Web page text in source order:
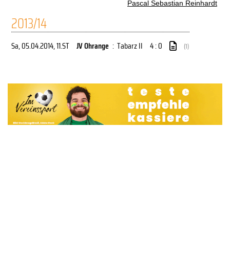
Pascal Sebastian Reinhardt
2013/14
Sa, 05.04.2014, 11.ST JV Ohrange : Tabarz II 4 : 0 (1)